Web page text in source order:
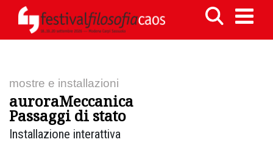
mostre e installazioni
auroraMeccanica
Passaggi di stato
Installazione interattiva